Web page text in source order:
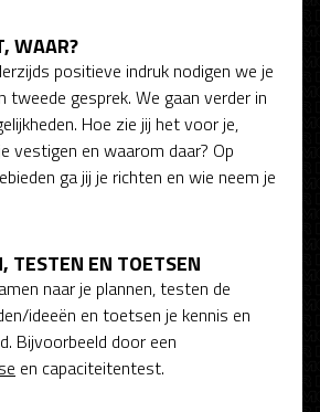
WAAR?
positieve indruk nodigen we je
tweede gesprek. We gaan verder in
Hoe zie jij het voor je,
vestigen en waarom daar? Op
ga jij je richten en wie neem je
TESTEN EN TOETSEN
naar je plannen, testen de
ideeën en toetsen je kennis en
Bijvoorbeeld door een
en capaciteitentest.